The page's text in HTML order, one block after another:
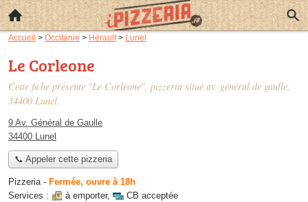
Accueil > Occitanie > Hérault > Lunel
Le Corleone
Cette fiche présente "Le Corleone", pizzeria situé av. général de gaulle,
34400 Lunel.
9 Av. Général de Gaulle
34400 Lunel
📞 Appeler cette pizzeria
Pizzeria- Fermée, ouvre à 18h
Services :
à emporter, CB acceptée